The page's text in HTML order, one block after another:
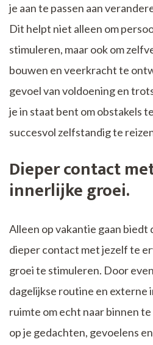
je aan te passen aan
Dit helpt niet alleen om
stimuleren, maar ook om
bouwen en veerkracht te
gevoel van voldoening en
je in staat bent om obstakels
succesvol zelfstandig te
Dieper contact
innerlijke groei.
Alleen op vakantie gaan biedt
dieper contact met jezelf te
groei te stimuleren. Door
dagelijkse routine en externe
ruimte om echt naar binnen
op je gedachten, gevoelens